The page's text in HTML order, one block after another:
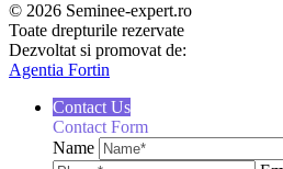
© 2026 Seminee-expert.ro
Toate drepturile rezervate
Dezvoltat si promovat de:
Agentia Fortin
Contact Us
Contact Form
Name